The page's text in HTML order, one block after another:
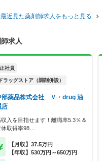
最近見た薬剤師求人をもっと見る
求人
正社員
ドラッグストア（調剤併設）
部薬品株式会社 Ｖ・drug 油
店
収入を目指せます！離職率5.3％＆
休取得率98…
【月収】37.5万円
【年収】530万円～650万円